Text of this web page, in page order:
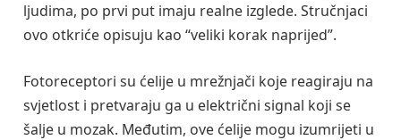
ljudima, po prvi put imaju realne izglede. Stručnjaci
ovo otkriće opisuju kao “veliki korak naprijed”.
Fotoreceptori su ćelije u mrežnjači koje reagiraju na
svjetlost i pretvaraju ga u električni signal koji se
šalje u mozak. Međutim, ove ćelije mogu izumrijeti u